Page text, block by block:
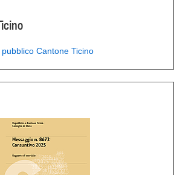
pubblico Cantone Ticino